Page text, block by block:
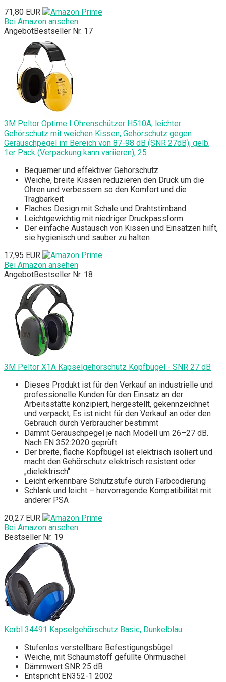
71,80 EUR
Bei Amazon ansehen
AngebotBestseller Nr. 17
3M Peltor Optime I Ohrenschützer H510A, leichter
Gehörschutz mit weichen Kissen, Gehörschutz gegen
Geräuschpegel im Bereich von 87-98 dB (SNR 27dB), gelb,
1er Pack (Verpackung kann variieren), 25
Bequemer und effektiver Gehörschutz
Weiche, breite Kissen reduzieren den Druck um die
Ohren und verbessern so den Komfort und die
Tragbarkeit
Flaches Design mit Schale und Drahtstirnband.
Leichtgewichtig mit niedriger Druckpassform
Der einfache Austausch von Kissen und Einsätzen hilft,
sie hygienisch und sauber zu halten
17,95 EUR
Bei Amazon ansehen
AngebotBestseller Nr. 18
3M Peltor X1A Kapselgehörschutz Kopfbügel - SNR 27 dB
Dieses Produkt ist für den Verkauf an industrielle und
professionelle Kunden für den Einsatz an der
Arbeitsstätte konzipiert, hergestellt, gekennzeichnet
und verpackt; Es ist nicht für den Verkauf an oder den
Gebrauch durch Verbraucher bestimmt
Dämmt Geräuschpegel je nach Modell um 26–27 dB.
Nach EN 352:2020 geprüft.
Der breite, flache Kopfbügel ist elektrisch isoliert und
macht den Gehörschutz elektrisch resistent oder
„dielektrisch“
Leicht erkennbare Schutzstufe durch Farbcodierung
Schlank und leicht – hervorragende Kompatibilität mit
anderer PSA
20,27 EUR
Bei Amazon ansehen
Bestseller Nr. 19
Kerbl 34491 Kapselgehörschutz Basic, Dunkelblau
Stufenlos verstellbare Befestigungsbügel
Weiche, mit Schaumstoff gefüllte Ohrmuschel
Dämmwert SNR 25 dB
Entspricht EN352-1 2002